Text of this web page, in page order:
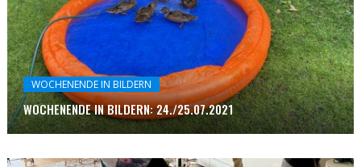
WOCHENENDE IN BILDERN
WOCHENENDE IN BILDERN: 24./25.07.2021